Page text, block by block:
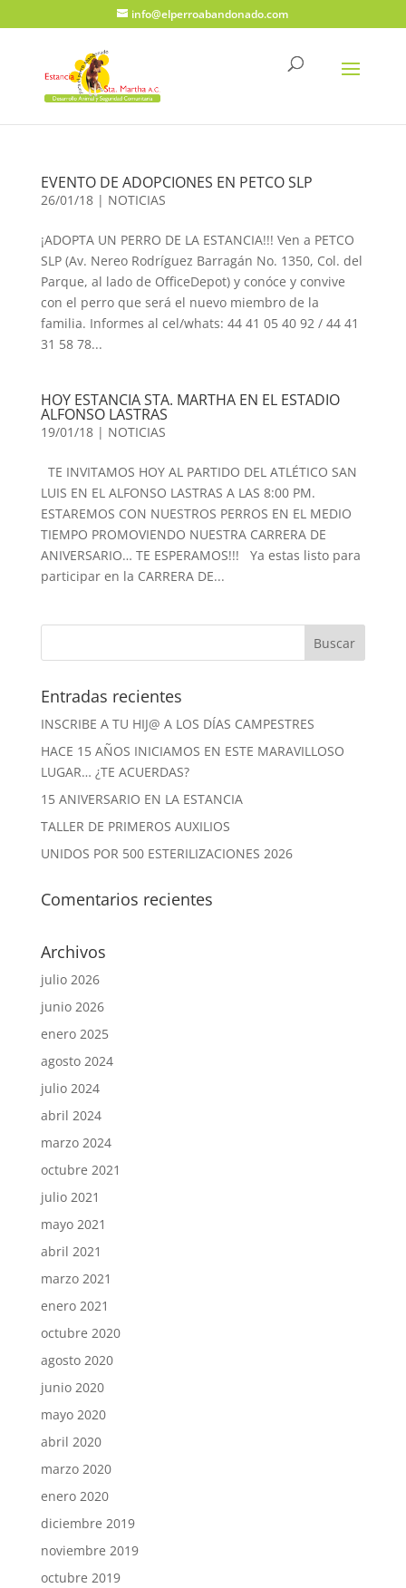
info@elperroabandonado.com
EVENTO DE ADOPCIONES EN PETCO SLP
26/01/18| NOTICIAS
¡ADOPTA UN PERRO DE LA ESTANCIA!!! Ven a PETCO
SLP (Av. Nereo Rodríguez Barragán No. 1350, Col. del
Parque, al lado de OfficeDepot) y conóce y convive
con el perro que será el nuevo miembro de la
familia. Informes al cel/whats: 44 41 05 40 92 / 44 41
31 58 78...
HOY ESTANCIA STA. MARTHA EN EL ESTADIO
ALFONSO LASTRAS
19/01/18| NOTICIAS
TE INVITAMOS HOY AL PARTIDO DEL ATLÉTICO SAN
LUIS EN EL ALFONSO LASTRAS A LAS 8:00 PM.
ESTAREMOS CON NUESTROS PERROS EN EL MEDIO
TIEMPO PROMOVIENDO NUESTRA CARRERA DE
ANIVERSARIO… TE ESPERAMOS!!! Ya estas listo para
participar en la CARRERA DE...
Entradas recientes
INSCRIBE A TU HIJ@ A LOS DÍAS CAMPESTRES
HACE 15 AÑOS INICIAMOS EN ESTE MARAVILLOSO
LUGAR… ¿TE ACUERDAS?
15 ANIVERSARIO EN LA ESTANCIA
TALLER DE PRIMEROS AUXILIOS
UNIDOS POR 500 ESTERILIZACIONES 2026
Comentarios recientes
Archivos
julio 2026
junio 2026
enero 2025
agosto 2024
julio 2024
abril 2024
marzo 2024
octubre 2021
julio 2021
mayo 2021
abril 2021
marzo 2021
enero 2021
octubre 2020
agosto 2020
junio 2020
mayo 2020
abril 2020
marzo 2020
enero 2020
diciembre 2019
noviembre 2019
octubre 2019